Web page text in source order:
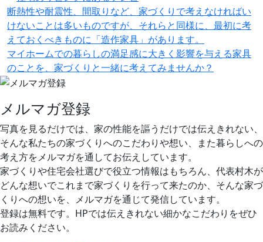
断熱性や耐震性、間取りなど、家づくりで考えなければい
けないことは多いものですが、それらと同様に、最初に考
えておくべきものに「造作家具」があります。
マイホームでの暮らしの満足感に大きく影響を与える家具
のことを、家づくりと一緒に考えてみませんか？
メルマガ登録
写真を見るだけでは、家の性能を謳うだけでは伝えきれない、
そんな私たちの家づくりへのこだわりや想い、また暮らしへの
考え方をメルマガを通してお伝えしています。
家づくりや住宅会社選びで役立つ情報はもちろん、代表村木が
どんな想いでこれまで家づくりを行って来たのか、そんな家づ
くりへの想いを、メルマガを通じて発信しています。
登録は無料です。HPでは伝えきれない細かなこだわりをぜひ
お読みください。